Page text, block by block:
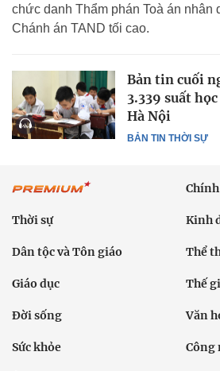
chức danh Thẩm phán Toà án nhân
Chánh án TAND tối cao.
BẢN TIN THỜI SỰ
Bản tin cuối
3.339 suất
Hà Nội
Thời sự Kinh
Dân tộc và Tôn giáo Thể
Giáo dục Thế
Đời sống Văn
Sức khỏe Công